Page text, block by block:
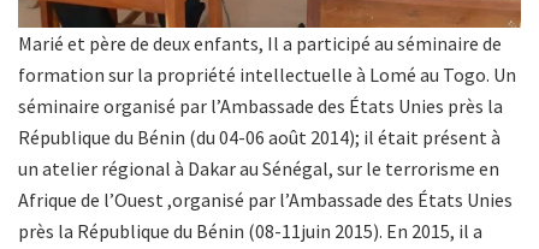
Marié et père de deux enfants, Il a participé au séminaire de
formation sur la propriété intellectuelle à Lomé au Togo. Un
séminaire organisé par l’Ambassade des États Unies près la
République du Bénin (du 04-06 août 2014); il était présent à
un atelier régional à Dakar au Sénégal, sur le terrorisme en
Afrique de l’Ouest ,organisé par l’Ambassade des États Unies
près la République du Bénin (08-11juin 2015). En 2015, il a